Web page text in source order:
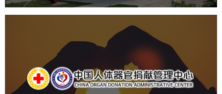
中国人体器官捐献管理中心